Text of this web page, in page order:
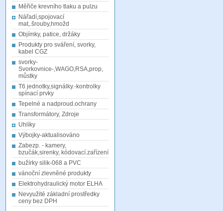
Měřiče krevního tlaku a pulzu
Nářadí,spojovací
mat,.šrouby,hmožd
Objímky, patice, držáky
Produkty pro sváření, svorky,
kabel CGZ
svorky-
Svorkovnice-,WAGO,RSA,prop,
můstky
T6 jednotky,signálky.-kontrolky
spínací prvky
Tepelné a nadproud.ochrany
Transformátory, Zdroje
Uhlíky
Výbojky-aktualisováno
Zabezp. - kamery,
bzučák,sirenky, kódovací.zařízení
bužírky silik-068 a PVC
vánoční zlevněné produkty
Elektrohydraulický motor ELHA
Nevyužité základní prostředky
ceny bez DPH